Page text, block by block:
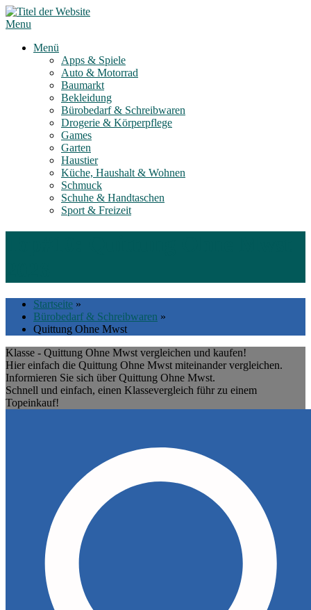
Skip
to
Menu
Menü
Apps & Spiele
Auto & Motorrad
Baumarkt
Bekleidung
Bürobedarf & Schreibwaren
Drogerie & Körperpflege
Games
Garten
Haustier
Küche, Haushalt & Wohnen
Schmuck
Schuhe & Handtaschen
Sport & Freizeit
Startseite »
Bürobedarf & Schreibwaren »
Quittung Ohne Mwst
Klasse - Quittung Ohne Mwst vergleichen und kaufen!
Hier einfach die Quittung Ohne Mwst miteinander vergleichen.
Informieren Sie sich über Quittung Ohne Mwst.
Schnell und einfach, einen Klassevergleich führ zu einem
Topeinkauf!